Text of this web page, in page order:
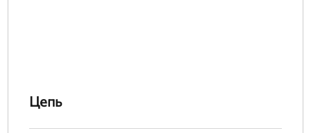
Цепь